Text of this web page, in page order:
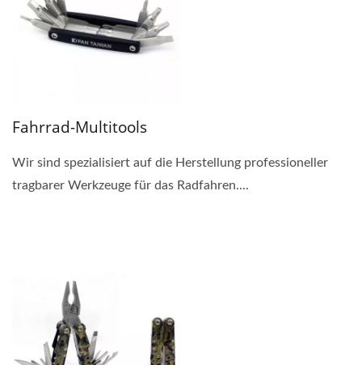
Fahrrad-Multitools
Wir sind spezialisiert auf die Herstellung professioneller
tragbarer Werkzeuge für das Radfahren....